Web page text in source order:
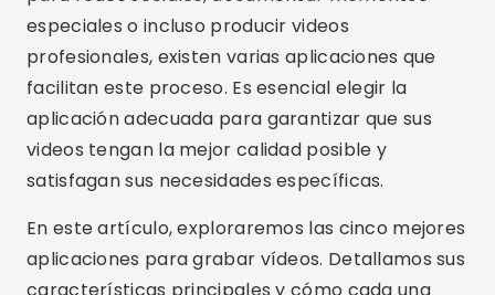
especiales o incluso producir videos
profesionales, existen varias aplicaciones que
facilitan este proceso. Es esencial elegir la
aplicación adecuada para garantizar que sus
videos tengan la mejor calidad posible y
satisfagan sus necesidades específicas.
En este artículo, exploraremos las cinco mejores
aplicaciones para grabar vídeos. Detallamos sus